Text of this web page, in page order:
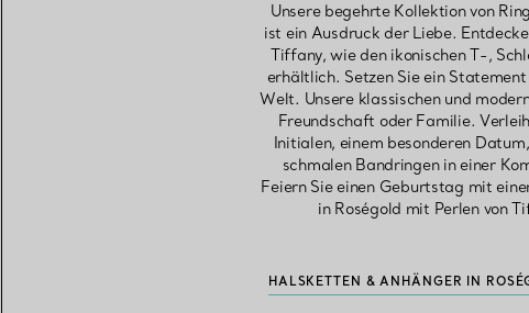
Unsere begehrte Kollektion von
ist ein Ausdruck der Liebe.
Tiffany, wie den ikonischen T-,
erhältlich. Setzen Sie ein
Welt. Unsere klassischen und
Freundschaft oder Familie.
Initialen, einem besonderen
schmalen Bandringen in einer
Feiern Sie einen Geburtstag mit
in Roségold mit Perlen von
HALSKETTEN & ANHÄNGER IN